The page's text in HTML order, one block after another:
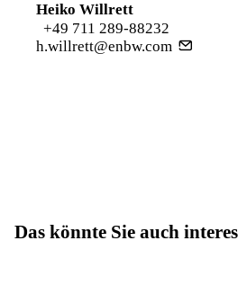
Heiko Willrett
+49 711 289-88232
h.willrett@enbw.com
Das könnte Sie auch